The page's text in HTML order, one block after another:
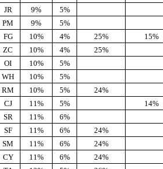
JR 9%
5%
PM 9%
5%
FG 10% 4% 25%
15%
ZC 10% 4%
25%
OI 10%
5%
WH 10%
5%
RM 10% 5%
24%
CJ 11% 5%
14%
SR 11%
6%
SF 11% 6%
24%
SM 11% 6%
24%
CY 11% 6%
24%